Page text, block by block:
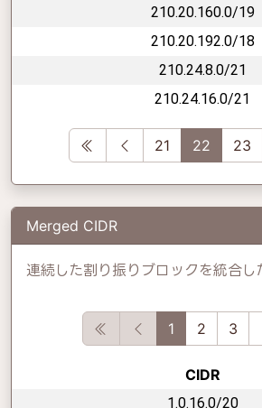
210.20.160.0/19
210.20.192.0/18
210.24.8.0/21
210.24.16.0/21
First Previous
21 22 23
Merged CIDR
連続した割り振りブロックを統合し
First Previous
1 2 3
CIDR
1.0.16.0/20